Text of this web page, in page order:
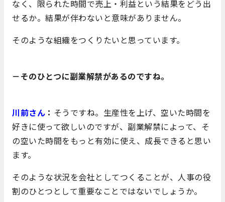
なく、限られた時間で売上・利益という結果をどう出
せるか。結果が伴わないと意味がありません。
そのような組織をつくりたいと思っています。
－そのひとつに副業解禁があるのですね。
川前さん ： そうですね。生産性を上げ、空いた時間を
好きに使って欲しいのですが、副業解禁によって、そ
の空いた時間をもっと有効に使え、成長できると思い
ます。
そのような状況を会社としてつくることが、人事の役
割のひとつとして重要なことではないでしょうか。